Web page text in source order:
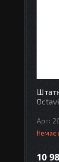
Немає
10